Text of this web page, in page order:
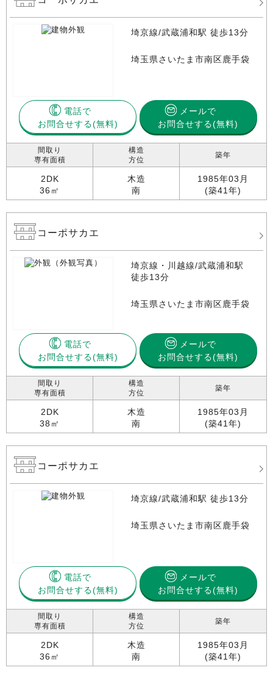
埼京線/武蔵浦和駅 徒歩13分
埼玉県さいたま市南区鹿手袋
電話で
お問合せする
メールで
お問合せする(無料)
間取り
専有面積
2DK
36㎡
構造
方位
木造
南
築年
1985年03月
(築41年)
コーポサカエ
埼京線・川越線/武蔵浦和駅
徒歩13分
埼玉県さいたま市南区鹿手袋
電話で
お問合せする
メールで
お問合せする(無料)
間取り
専有面積
2DK
38㎡
構造
方位
木造
南
築年
1985年03月
(築41年)
コーポサカエ
埼京線/武蔵浦和駅 徒歩13分
埼玉県さいたま市南区鹿手袋
電話で
お問合せする
メールで
お問合せする(無料)
間取り
専有面積
2DK
36㎡
構造
方位
木造
南
築年
1985年03月
(築41年)